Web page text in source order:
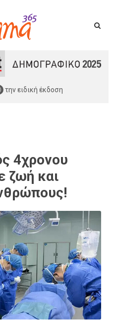
την ειδική έκδοση
4χρονου
ζωή και